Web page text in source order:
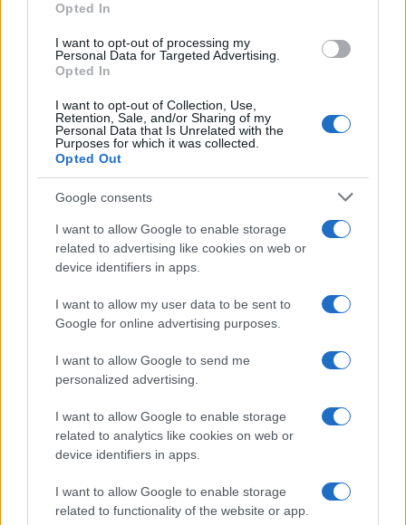
Opted In
I want to opt-out of processing my
Personal Data for Targeted Advertising.
Opted In
I want to opt-out of Collection, Use,
Retention, Sale, and/or Sharing of my
Personal Data that Is Unrelated with the
Purposes for which it was collected.
Opted Out
Google consents
I want to allow Google to enable storage
related to advertising like cookies on web or
device identifiers in apps.
I want to allow my user data to be sent to
Google for online advertising purposes.
I want to allow Google to send me
personalized advertising.
I want to allow Google to enable storage
related to analytics like cookies on web or
device identifiers in apps.
I want to allow Google to enable storage
related to functionality of the website or app.